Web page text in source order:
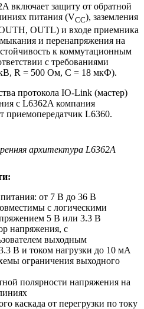
включает защиту от обратной
питания (VCC), заземления
OUTL) и входе приемника
и перенапряжения на
к коммутационным
с требованиями
кВ, R = 500 Ом, С = 18 мкФ).
протокола IO-Link (мастер)
с L6362A компания
приемопередатчик L6360.
архитектура L6362A
от 7 В до 36 В
с логическими
5 В или 3.3 В
напряжения, с
выходным
В и током нагрузки до 10 мА
ограничения выходного
полярности напряжения на
каскада от перегрузки по току